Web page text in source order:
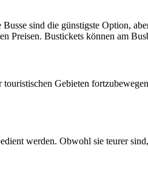
sind die günstigste Option,
Preisen. Bustickets können am
Gebieten
werden. Obwohl sie teurer